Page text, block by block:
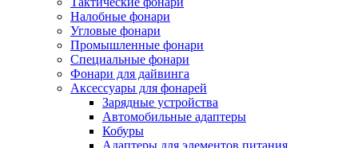
Налобные фонари
Угловые фонари
Промышленные фонари
Специальные фонари
Фонари для дайвинга
Аксессуары для фонарей
Зарядные устройства
Автомобильные адаптеры
Кобуры
Адаптеры для элементов питания